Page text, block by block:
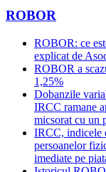
ROBOR
ROBOR: ce
explicat de
ROBOR a
1,25%
Dobanzile
IRCC ramane
micsorat cu un
IRCC, indicele
persoanelor
imediate pe